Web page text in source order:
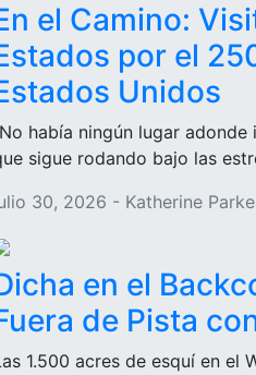
el Camino:
por el
Unidos
había ningún lugar
sigue rodando bajo las
30, 2026 - Katherine
en el
de Pista
1.500 acres de esquí en el